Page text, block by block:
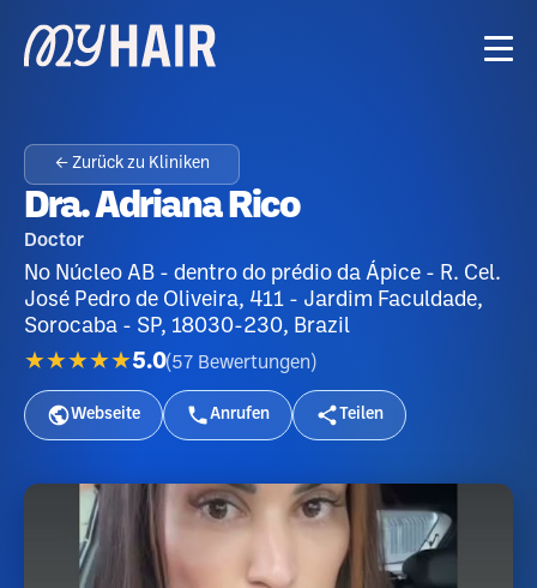
← Zurück zu Kliniken
Dra. Adriana Rico
Doctor
No Núcleo AB - dentro do prédio da Ápice - R. Cel.
José Pedro de Oliveira, 411 - Jardim Faculdade,
Sorocaba - SP, 18030-230, Brazil
★★★★★5.0(57 Bewertungen )
Webseite Anrufen Teilen